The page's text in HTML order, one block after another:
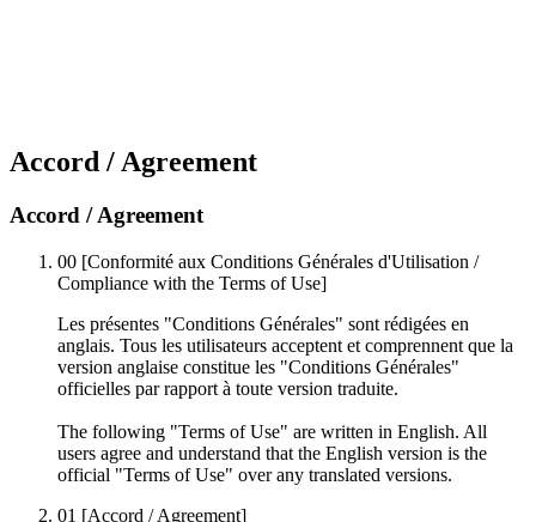
Accord / Agreement
Accord / Agreement
00 [Conformité aux Conditions Générales d'Utilisation /
Compliance with the Terms of Use]
Les présentes "Conditions Générales" sont rédigées en
anglais. Tous les utilisateurs acceptent et comprennent que la
version anglaise constitue les "Conditions Générales"
officielles par rapport à toute version traduite.
The following "Terms of Use" are written in English. All
users agree and understand that the English version is the
official "Terms of Use" over any translated versions.
01 [Accord / Agreement]